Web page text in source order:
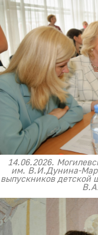
14.06.2026.
им. В.И.Дунина-
выпускников детской